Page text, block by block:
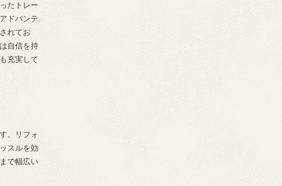
たトレー
ドバンテ
れてお
自信を持
充実して
。リフォ
スルを効
で幅広い